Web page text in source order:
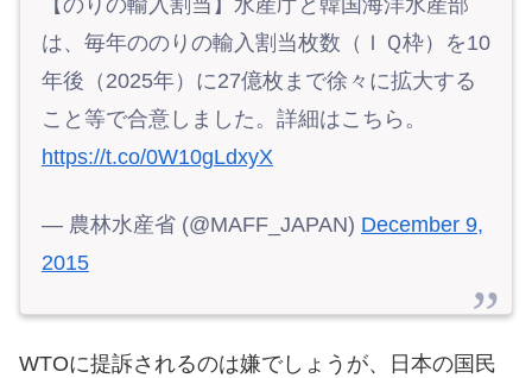
は、毎年ののりの輸入割当枚数（ＩＱ枠）を10
年後（2025年）に27億枚まで徐々に拡大する
こと等で合意しました。詳細はこちら。
https://t.co/0W10gLdxyX
— 農林水産省 (@MAFF_JAPAN) December 9,
2015
WTOに提訴されるのは嫌でしょうが、日本の国民